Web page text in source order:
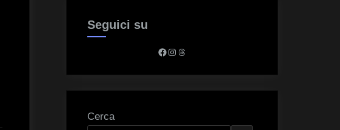
Seguici su
Facebook
Instagram
Threads
Cerca